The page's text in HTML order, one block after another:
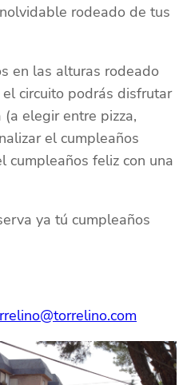
rodeado de tus
en las alturas rodeado
circuito podrás disfrutar
elegir entre pizza,
el cumpleaños
cumpleaños feliz con una
ya tú cumpleaños